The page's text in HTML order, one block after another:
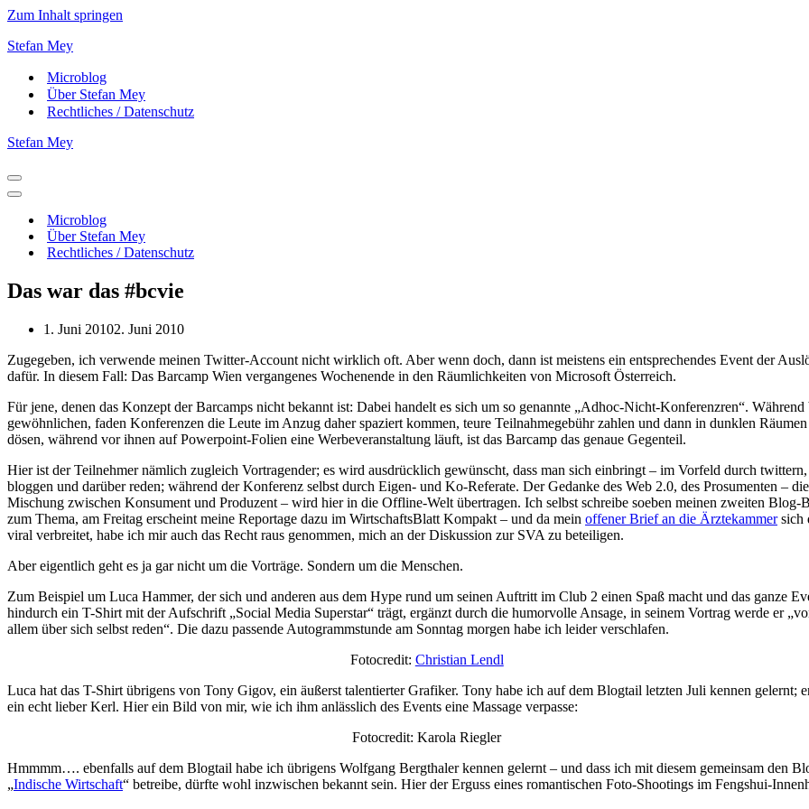
Zum Inhalt springen
Stefan Mey
Microblog
Über Stefan Mey
Rechtliches / Datenschutz
Stefan Mey
Navigationsmenü
Navigationsmenü
Microblog
Über Stefan Mey
Rechtliches / Datenschutz
Das war das #bcvie
1. Juni 20102. Juni 2010
Zugegeben, ich verwende meinen Twitter-Account nicht wirklich oft. Aber wenn doch, dann ist meistens ein entsprechendes Event der
dafür. In diesem Fall: Das Barcamp Wien vergangenes Wochenende in den Räumlichkeiten von Microsoft Österreich.
Für jene, denen das Konzept der Barcamps nicht bekannt ist: Dabei handelt es sich um so genannte „Adhoc-Nicht-Konferenzren“. Während
gewöhnlichen, faden Konferenzen die Leute im Anzug daher spaziert kommen, teure Teilnahmegebühr zahlen und dann in dunklen Räumen
dösen, während vor ihnen auf Powerpoint-Folien eine Werbeveranstaltung läuft, ist das Barcamp das genaue Gegenteil.
Hier ist der Teilnehmer nämlich zugleich Vortragender; es wird ausdrücklich gewünscht, dass man sich einbringt – im Vorfeld durch twittern,
bloggen und darüber reden; während der Konferenz selbst durch Eigen- und Ko-Referate. Der Gedanke des Web 2.0, des Prosumenten – die
Mischung zwischen Konsument und Produzent – wird hier in die Offline-Welt übertragen. Ich selbst schreibe soeben meinen zweiten Blog-
zum Thema, am Freitag erscheint meine Reportage dazu im WirtschaftsBlatt Kompakt – und da mein offener Brief an die Ärztekammersich
viral verbreitet, habe ich mir auch das Recht raus genommen, mich an der Diskussion zur SVA zu beteiligen.
Aber eigentlich geht es ja gar nicht um die Vorträge. Sondern um die Menschen.
Zum Beispiel um Luca Hammer, der sich und anderen aus dem Hype rund um seinen Auftritt im Club 2 einen Spaß macht und das ganze
hindurch ein T-Shirt mit der Aufschrift „Social Media Superstar“ trägt, ergänzt durch die humorvolle Ansage, in seinem Vortrag werde er
allem über sich selbst reden“. Die dazu passende Autogrammstunde am Sonntag morgen habe ich leider verschlafen.
Fotocredit: Christian Lendl
Luca hat das T-Shirt übrigens von Tony Gigov, ein äußerst talentierter Grafiker. Tony habe ich auf dem Blogtail letzten Juli kennen gelernt;
ein echt lieber Kerl. Hier ein Bild von mir, wie ich ihm anlässlich des Events eine Massage verpasse:
Fotocredit: Karola Riegler
Hmmmm…. ebenfalls auf dem Blogtail habe ich übrigens Wolfgang Bergthaler kennen gelernt – und dass ich mit diesem gemeinsam den
„Indische Wirtschaft“ betreibe, dürfte wohl inzwischen bekannt sein. Hier der Erguss eines romantischen Foto-Shootings im Fengshui-